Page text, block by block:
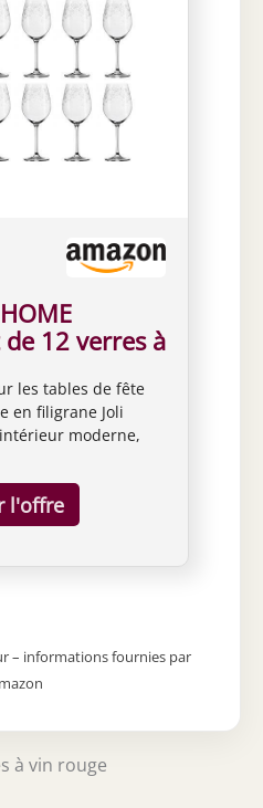
12 verres à
les tables de fête
en filigrane Joli
moderne,
90 mm - 510 ml 12
– informations fournies par
à vin rouge